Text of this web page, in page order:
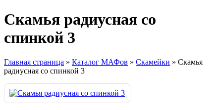
Скамья радиусная со
спинкой 3
Главная страница » Каталог МАФов » Скамейки » Скамья
радиусная со спинкой 3